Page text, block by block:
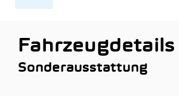
Fahrzeugdetails
Sonderausstattung